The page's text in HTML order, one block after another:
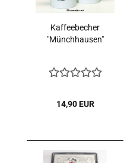
Kaffeebecher
"Münchhausen"
14,90 EUR